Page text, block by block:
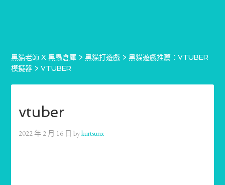
黑貓老師 X 黑蟲倉庫 >黑貓打遊戲 >黑貓遊戲推薦：VTUBER
模擬器 >VTUBER
vtuber
2022 年 2 月 16 日 bykurtsunx